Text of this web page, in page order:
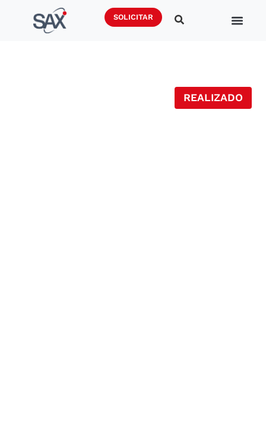
SOLICITAR
REALIZADO